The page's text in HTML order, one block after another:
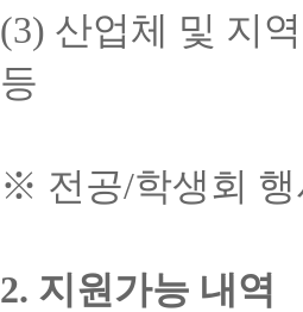
(3) 산업체 및 지
등
※ 전공/학생회
2. 지원가능 내역